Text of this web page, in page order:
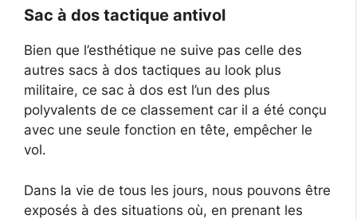
Sac à dos tactique antivol
Bien que l’esthétique ne suive pas celle des
autres sacs à dos tactiques au look plus
militaire, ce sac à dos est l’un des plus
polyvalents de ce classement car il a été conçu
avec une seule fonction en tête, empêcher le
vol.
Dans la vie de tous les jours, nous pouvons être
exposés à des situations où, en prenant les